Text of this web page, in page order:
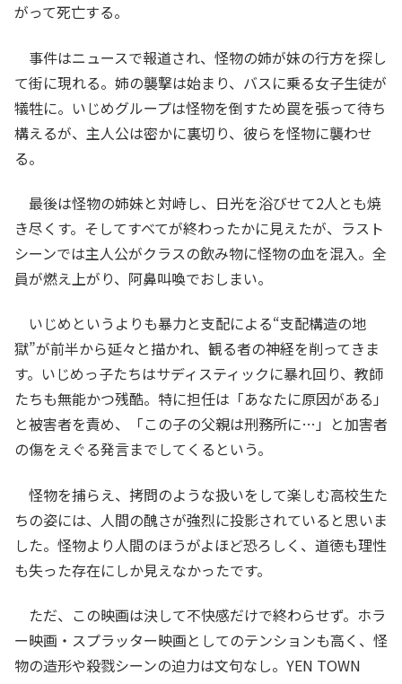
がって死亡する。
事件はニュースで報道され、怪物の姉が妹の行方を探し
て街に現れる。姉の襲撃は始まり、バスに乗る女子生徒が
犠牲に。いじめグループは怪物を倒すため罠を張って待ち
構えるが、主人公は密かに裏切り、彼らを怪物に襲わせ
る。
最後は怪物の姉妹と対峙し、日光を浴びせて2人とも焼
き尽くす。そしてすべてが終わったかに見えたが、ラスト
シーンでは主人公がクラスの飲み物に怪物の血を混入。全
員が燃え上がり、阿鼻叫喚でおしまい。
いじめというよりも暴力と支配による“支配構造の地
獄”が前半から延々と描かれ、観る者の神経を削ってきま
す。いじめっ子たちはサディスティックに暴れ回り、教師
たちも無能かつ残酷。特に担任は「あなたに原因がある」
と被害者を責め、「この子の父親は刑務所に…」と加害者
の傷をえぐる発言までしてくるという。
怪物を捕らえ、拷問のような扱いをして楽しむ高校生た
ちの姿には、人間の醜さが強烈に投影されていると思いま
した。怪物より人間のほうがよほど恐ろしく、道徳も理性
も失った存在にしか見えなかったです。
ただ、この映画は決して不快感だけで終わらせず。ホラ
ー映画・スプラッター映画としてのテンションも高く、怪
物の造形や殺戮シーンの迫力は文句なし。YEN TOWN